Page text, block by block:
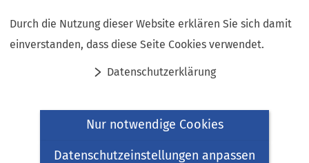
Durch die Nutzung dieser Website erklären Sie sich damit
einverstanden, dass diese Seite Cookies verwendet.
Datenschutzerklärung
Nur notwendige Cookies
Datenschutzeinstellungen anpassen
Inhalt anspringen